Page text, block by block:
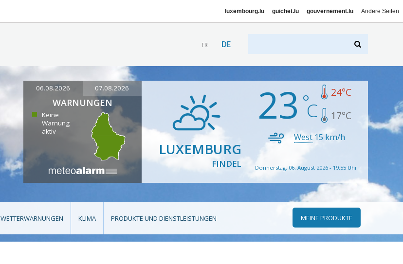
luxembourg.lu guichet.lu gouvernement.lu Andere Seiten
FR DE
06.08.2026 07.08.2026
WARNUNGEN
Keine
Warnung
aktiv
LUXEMBURG
FINDEL
23 24°C
17°C
West 15 km/h
Donnerstag, 06. August 2026 - 19:55 Uhr
WETTERWARNUNGEN KLIMA PRODUKTE UND DIENSTLEISTUNGEN MEINE PRODUKTE